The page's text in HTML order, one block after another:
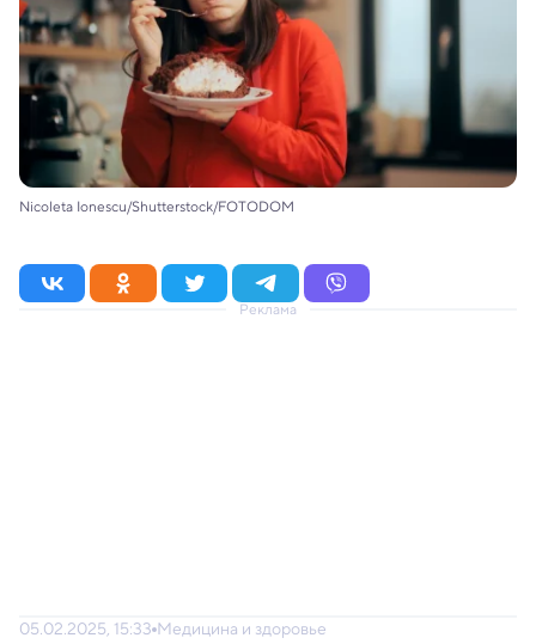
Nicoleta Ionescu/Shutterstock/FOTODOM
Реклама
05.02.2025, 15:33 Медицина и здоровье